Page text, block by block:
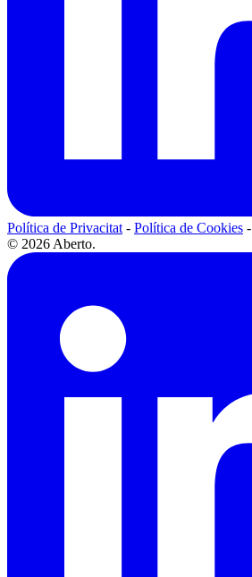
Política de Privacitat - Política de Cookies -
© 2026 Aberto.